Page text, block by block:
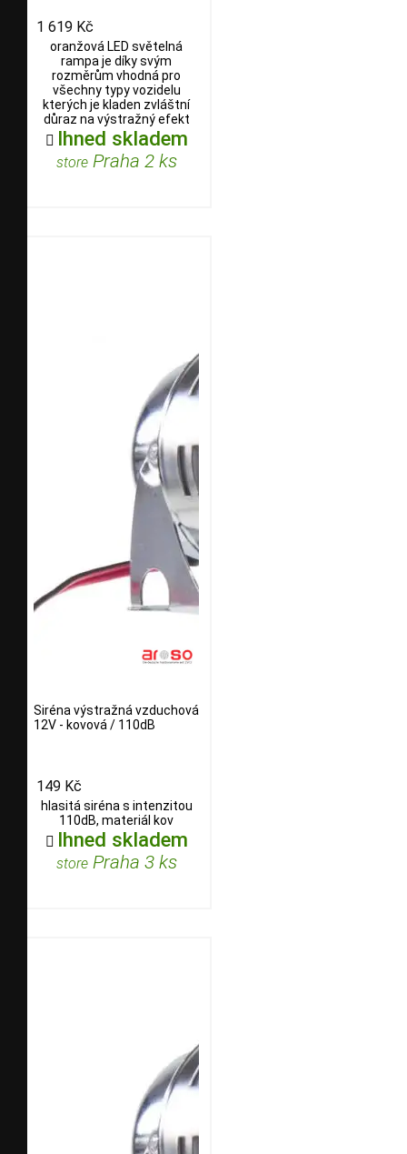
1 619 Kč
oranžová LED světelná
rampa je díky svým
rozměrům vhodná pro
všechny typy vozidelu
kterých je kladen zvláštní
důraz na výstražný efekt
 Ihned skladem
storePraha 2 ks
Siréna výstražná vzduchová
12V - kovová / 110dB
149 Kč
hlasitá siréna s intenzitou
110dB, materiál kov
 Ihned skladem
storePraha 3 ks